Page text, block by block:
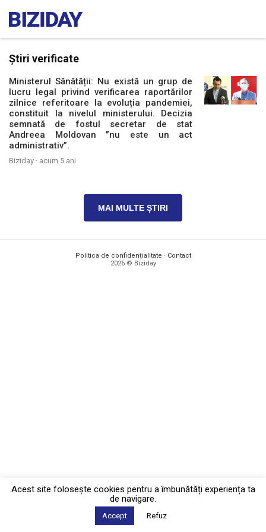
Știri verificate
Ministerul Sănătății: Nu există un grup de
lucru legal privind verificarea raportărilor
zilnice referitoare la evoluția pandemiei,
constituit la nivelul ministerului. Decizia
semnată de fostul secretar de stat
Andreea Moldovan ”nu este un act
administrativ”.
Biziday · acum 5 ani
MAI MULTE ȘTIRI
Politica de confidențialitate · Contact
2026 © Biziday
Acest site foloseşte cookies pentru a îmbunătăți experiența ta
de navigare.
Accept Refuz